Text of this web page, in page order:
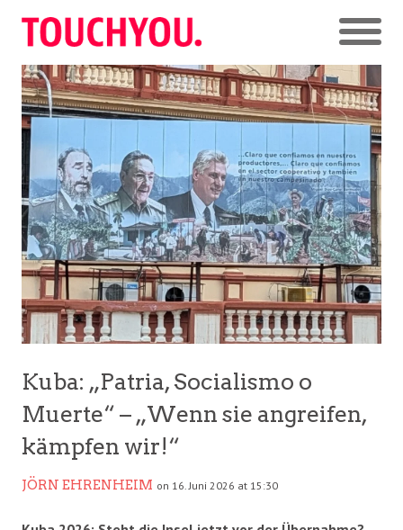
Kuba: „Patria, Socialismo o
Muerte“ – „Wenn sie angreifen,
kämpfen wir!“
JÖRN EHRENHEIM on 16. Juni 2026 at 15:30